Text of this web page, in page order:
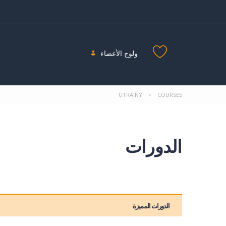
ولوج الأعضاء
UTRAINY > COURSES
الدورات
الدورات المميزة